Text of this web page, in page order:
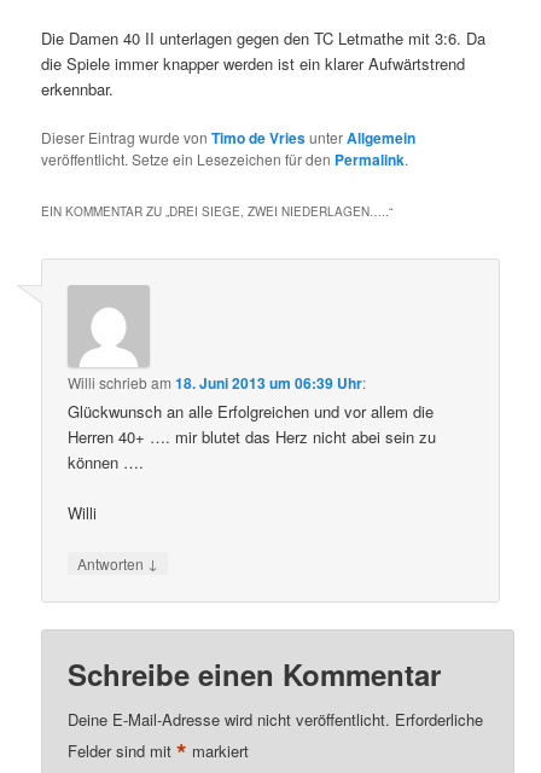
Die Damen 40 II unterlagen gegen den TC Letmathe mit 3:6. Da
die Spiele immer knapper werden ist ein klarer Aufwärtstrend
erkennbar.
Dieser Eintrag wurde vonTimo de VriesunterAllgemein
veröffentlicht. Setze ein Lesezeichen für den Permalink.
EIN KOMMENTAR ZU „DREI SIEGE, ZWEI NIEDERLAGEN…..“
Willi schriebam18. Juni 2013 um 06:39 Uhr:
Glückwunsch an alle Erfolgreichen und vor allem die
Herren 40+ …. mir blutet das Herz nicht abei sein zu
können ….
Willi
Antworten ↓
Schreibe einen Kommentar
Deine E-Mail-Adresse wird nicht veröffentlicht. Erforderliche
Felder sind mit* markiert